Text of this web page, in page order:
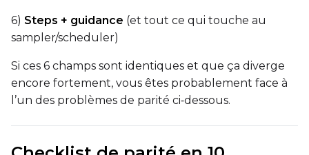
6) Steps + guidance (et tout ce qui touche au
sampler/scheduler)
Si ces 6 champs sont identiques et que ça diverge
encore fortement, vous êtes probablement face à
l’un des problèmes de parité ci‑dessous.